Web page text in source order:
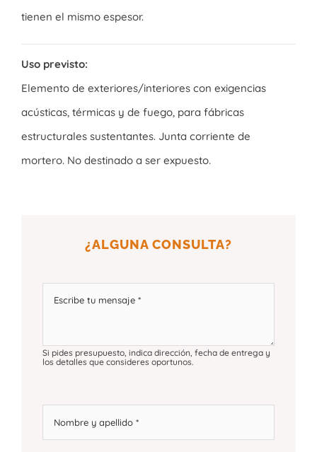
tienen el mismo espesor.
Uso previsto:
Elemento de exteriores/interiores con exigencias
acústicas, térmicas y de fuego, para fábricas
estructurales sustentantes. Junta corriente de
mortero. No destinado a ser expuesto.
¿ALGUNA CONSULTA?
Si pides presupuesto, indica dirección, fecha de entrega y
los detalles que consideres oportunos.